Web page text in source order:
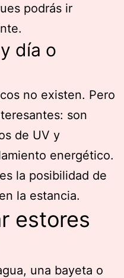
podrás ir
día o
no existen. Pero
son
de UV y
energético.
la posibilidad de
la estancia.
estores
una bayeta o